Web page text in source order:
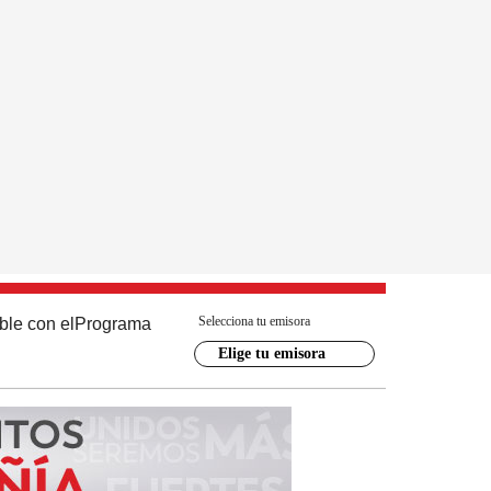
con el Programa Selecciona tu emisora
Elige tu emisora